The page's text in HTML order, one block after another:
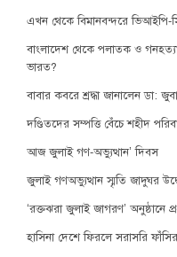
এখন থেকে বিমানবন্দরে ভিআইপি-
বাংলাদেশ থেকে পলাতক ও
ভারত?
বাবার কবরে শ্রদ্ধা জানালেন ডা:
দণ্ডিতদের সম্পত্তি বেঁচে শহীদ
আজ জুলাই গণ-অভ্যুত্থান’ দিবস
জুলাই গণঅভ্যুত্থান স্মৃতি জাদুঘর
‘রক্তঝরা জুলাই জাগরণ’ অনুষ্ঠানে
হাসিনা দেশে ফিরলে সরাসরি